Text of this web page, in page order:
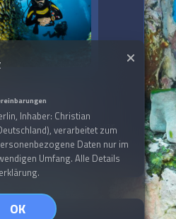
es aus
mit unserem Discover
Diving
Inhaber: Christian
verarbeitet zum
Daten nur im
Umfang. Alle Details
OK